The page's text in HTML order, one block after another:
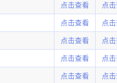
点击查看 点
点击查看 点
点击查看 点
点击查看 点
点击查看 点